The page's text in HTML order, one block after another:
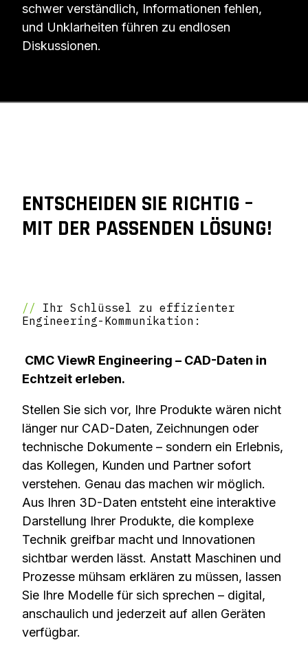
schwer verständlich, Informationen fehlen,
und Unklarheiten führen zu endlosen
Diskussionen.
ENTSCHEIDEN SIE RICHTIG –
MIT DER PASSENDEN LÖSUNG!
// Ihr Schlüssel zu effizienter
Engineering-Kommunikation:
CMC ViewR Engineering – CAD-Daten in
Echtzeit erleben.
Stellen Sie sich vor, Ihre Produkte wären nicht
länger nur CAD-Daten, Zeichnungen oder
technische Dokumente – sondern ein Erlebnis,
das Kollegen, Kunden und Partner sofort
verstehen. Genau das machen wir möglich.
Aus Ihren 3D-Daten entsteht eine interaktive
Darstellung Ihrer Produkte, die komplexe
Technik greifbar macht und Innovationen
sichtbar werden lässt. Anstatt Maschinen und
Prozesse mühsam erklären zu müssen, lassen
Sie Ihre Modelle für sich sprechen – digital,
anschaulich und jederzeit auf allen Geräten
verfügbar.